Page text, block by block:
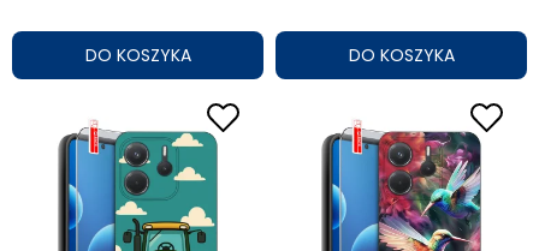
DO KOSZYKA DO KOSZYKA